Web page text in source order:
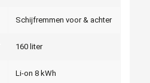
Schijfremmen voor & achter
160 liter
Li-on 8 kWh